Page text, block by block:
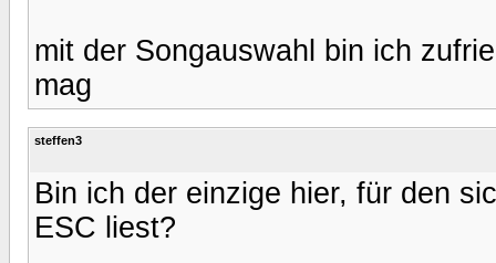
mit der Songauswahl bin ich
mag
steffen3
Bin ich der einzige hier, für den
ESC liest?